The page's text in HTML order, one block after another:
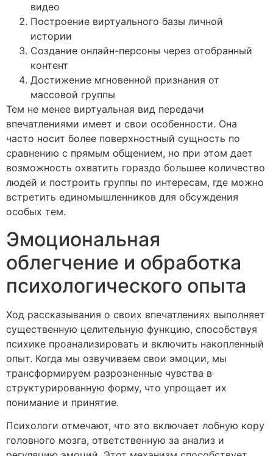
видео
Построение виртуального базы личной
истории
Создание онлайн-персоны через отобранный
контент
Достижение мгновенной признания от
массовой группы
Тем не менее виртуальная вид передачи
впечатлениями имеет и свои особенности. Она
часто носит более поверхностный сущность по
сравнению с прямым общением, но при этом дает
возможность охватить гораздо большее количество
людей и построить группы по интересам, где можно
встретить единомышленников для обсуждения
особых тем.
Эмоциональная
облегчение и обработка
психологического опыта
Ход рассказывания о своих впечатлениях выполняет
существенную целительную функцию, способствуя
психике проанализировать и включить накопленный
опыт. Когда мы озвучиваем свои эмоции, мы
трансформируем разрозненные чувства в
структурированную форму, что упрощает их
понимание и принятие.
Психологи отмечают, что это включает лобную кору
головного мозга, ответственную за анализ и